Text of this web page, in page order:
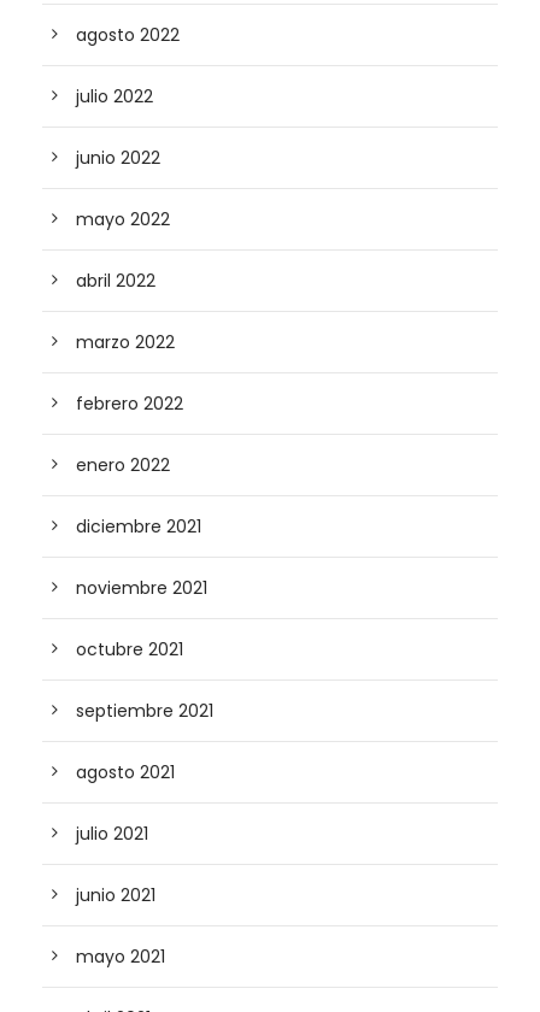
agosto 2022
julio 2022
junio 2022
mayo 2022
abril 2022
marzo 2022
febrero 2022
enero 2022
diciembre 2021
noviembre 2021
octubre 2021
septiembre 2021
agosto 2021
julio 2021
junio 2021
mayo 2021